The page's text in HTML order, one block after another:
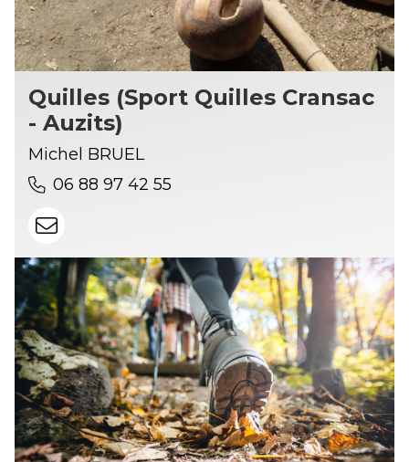
Quilles (Sport Quilles Cransac
- Auzits)
Michel BRUEL
06 88 97 42 55